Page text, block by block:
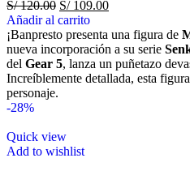
S/120.00 S/109.00
Añadir al carrito
¡Banpresto presenta una figura de
nueva incorporación a su serie
del Gear 5, lanza un puñetazo
Increíblemente detallada, esta
personaje.
-28%
Quick view
Add to wishlist